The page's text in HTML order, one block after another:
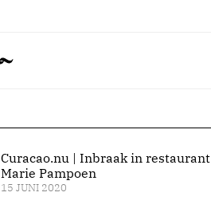
Curacao.nu | Inbraak in restaurant
Marie Pampoen
15 JUNI 2020